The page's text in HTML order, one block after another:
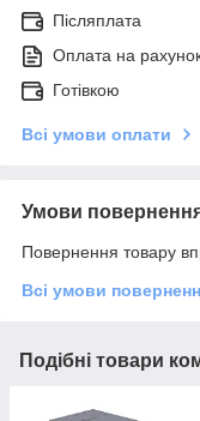
Післяплата
Оплата на
Готівкою
Всі умови оплати
Умови
Повернення товару
Всі умови
Подібні товари